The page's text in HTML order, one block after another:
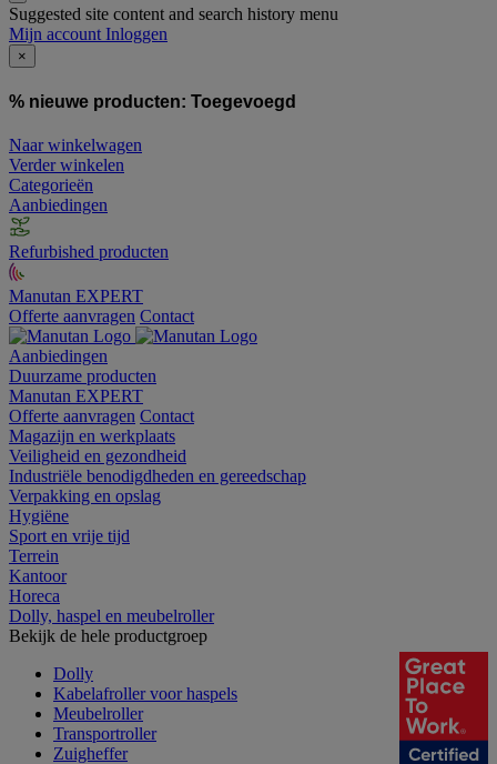
Suggested site content and search history menu
Mijn account Inloggen
×
% nieuwe producten: Toegevoegd
Naar winkelwagen
Verder winkelen
Categorieën
Aanbiedingen
Refurbished producten
Manutan EXPERT
Offerte aanvragen Contact
Aanbiedingen
Duurzame producten
Manutan EXPERT
Offerte aanvragen Contact
Magazijn en werkplaats
Veiligheid en gezondheid
Industriële benodigdheden en gereedschap
Verpakking en opslag
Hygiëne
Sport en vrije tijd
Terrein
Kantoor
Horeca
Dolly, haspel en meubelroller
Bekijk de hele productgroep
Dolly
Kabelafroller voor haspels
Meubelroller
Transportroller
Zuigheffer